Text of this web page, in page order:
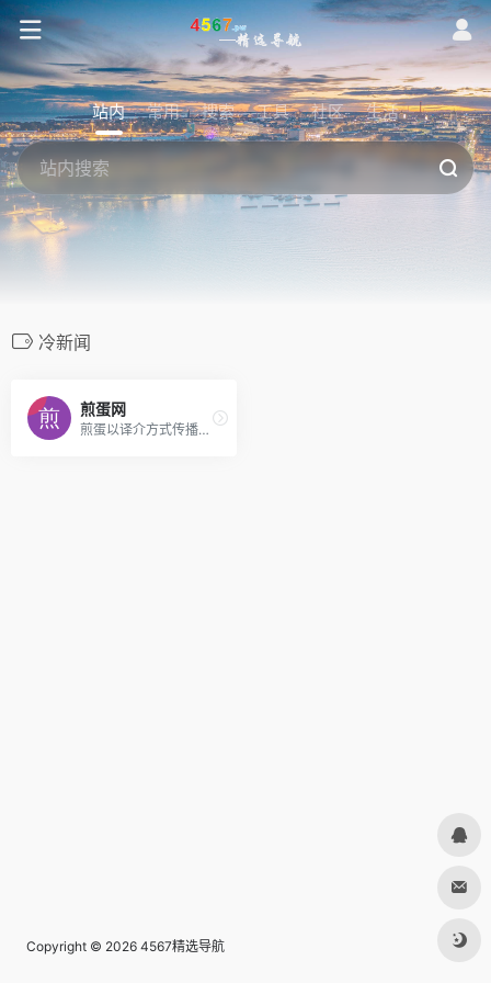
站内 常用 搜索 工具 社区 生活
冷新闻
煎蛋网
煎蛋以译介方式传播网络新鲜资讯
Copyright © 2026 4567精选导航